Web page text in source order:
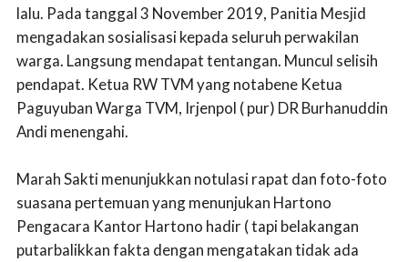
lalu. Pada tanggal 3 November 2019, Panitia Mesjid
mengadakan sosialisasi kepada seluruh perwakilan
warga. Langsung mendapat tentangan. Muncul selisih
pendapat. Ketua RW TVM yang notabene Ketua
Paguyuban Warga TVM, Irjenpol ( pur) DR Burhanuddin
Andi menengahi.
Marah Sakti menunjukkan notulasi rapat dan foto-foto
suasana pertemuan yang menunjukan Hartono
Pengacara Kantor Hartono hadir ( tapi belakangan
putarbalikkan fakta dengan mengatakan tidak ada